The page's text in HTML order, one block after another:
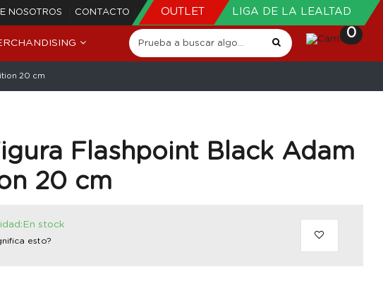
NOSOTROS CONTACTO OUTLET LIGA DE LA LEALTAD
0
20 cm
Flashpoint Black Adam
20 cm
stock
esto?